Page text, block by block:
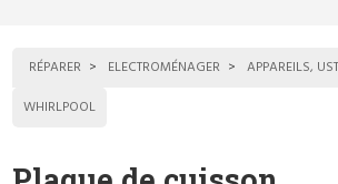
RÉPARER ELECTROMÉNAGER
APPAREILS,
WHIRLPOOL